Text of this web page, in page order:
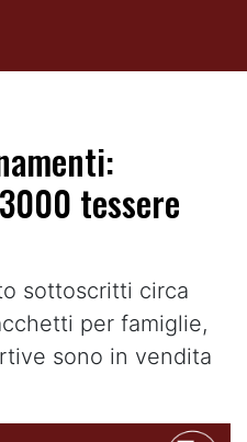
tessere
sottoscritti circa
per famiglie,
sono in vendita